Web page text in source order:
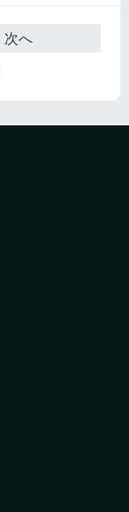
次へ